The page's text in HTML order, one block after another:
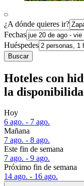
¿A dónde quieres ir?
Fechas
Huéspedes
Buscar
Hoteles con
la
Hoy
6 ago. - 7 ago.
Mañana
7 ago. - 8 ago.
Este fin de semana
7 ago. - 9 ago.
Próximo fin de semana
14 ago. - 16 ago.